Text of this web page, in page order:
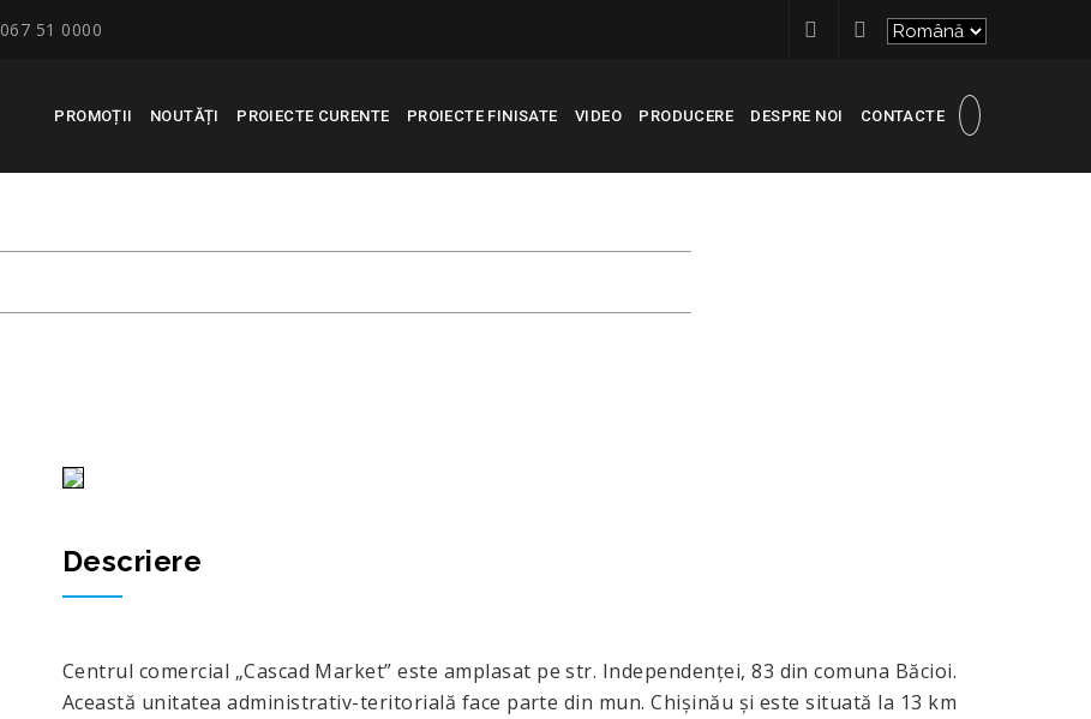
067 51 0000
PROMOȚII NOUTĂȚI PROIECTE CURENTE PROIECTE FINISATE VIDEO PRODUCERE DESPRE NOI CONTACTE
Descriere
Centrul comercial „Cascad Market” este amplasat pe str. Independenţei, 83 din comuna Băcioi.
Această unitatea administrativ-teritorială face parte din mun. Chişinău şi este situată la 13 km